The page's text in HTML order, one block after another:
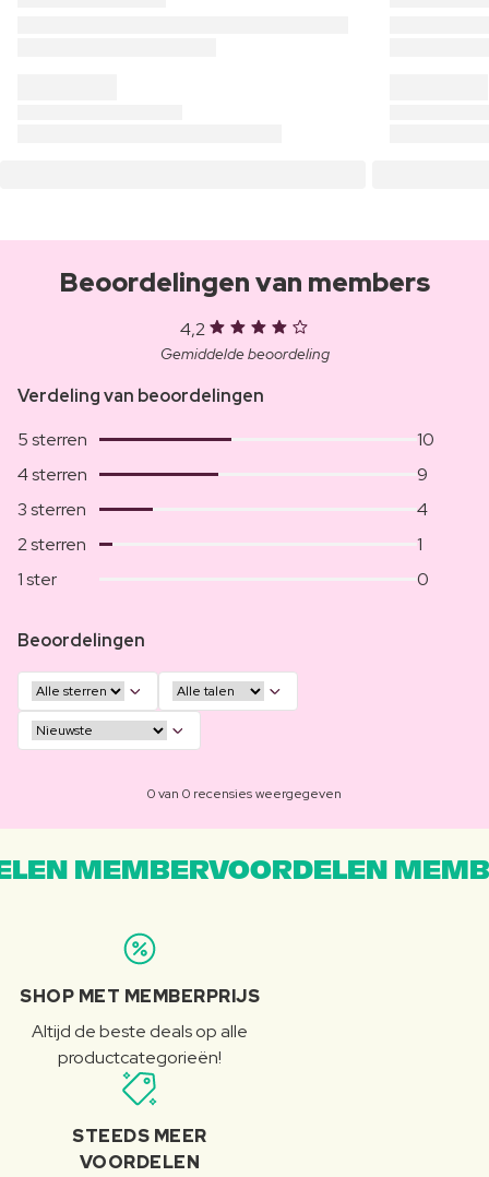
Beoordelingen van members
4,2
Gemiddelde beoordeling
Verdeling van beoordelingen
5 sterren
10
4 sterren
9
3 sterren
4
2 sterren
1
1 ster
0
Beoordelingen
0 van 0 recensies weergegeven
MEMBERVOORDELEN
SHOP MET MEMBERPRIJS
Altijd de beste deals op alle
productcategorieën!
STEEDS MEER
VOORDELEN